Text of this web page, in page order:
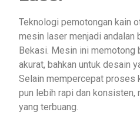
Teknologi pemotongan kain
mesin laser menjadi andalan
Bekasi. Mesin ini memotong
akurat, bahkan untuk desain
Selain mempercepat proses
pun lebih rapi dan konsisten,
yang terbuang.